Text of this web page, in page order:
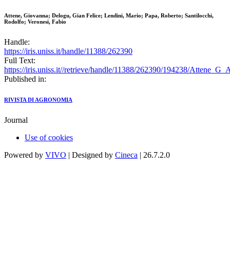
Attene, Giovanna; Delogu, Gian Felice; Lendini, Mario; Papa, Roberto; Santilocchi,
Rodolfo; Veronesi, Fabio
Handle:
https://iris.uniss.it/handle/11388/262390
Full Text:
https://iris.uniss.it//retrieve/handle/11388/262390/194238/
Published in:
RIVISTA DI AGRONOMIA
Journal
Use of cookies
Powered by VIVO | Designed by Cineca | 26.7.2.0